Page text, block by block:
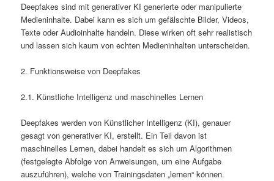
Deepfakes sind mit generativer KI generierte oder manipulierte
Medieninhalte. Dabei kann es sich um gefälschte Bilder, Videos,
Texte oder Audioinhalte handeln. Diese wirken oft sehr realistisch
und lassen sich kaum von echten Medieninhalten unterscheiden.
2. Funktionsweise von Deepfakes
2.1. Künstliche Intelligenz und maschinelles Lernen
Deepfakes werden von Künstlicher Intelligenz (KI), genauer
gesagt von generativer KI, erstellt. Ein Teil davon ist
maschinelles Lernen, dabei handelt es sich um Algorithmen
(festgelegte Abfolge von Anweisungen, um eine Aufgabe
auszuführen), welche von Trainingsdaten „lernen“ können.